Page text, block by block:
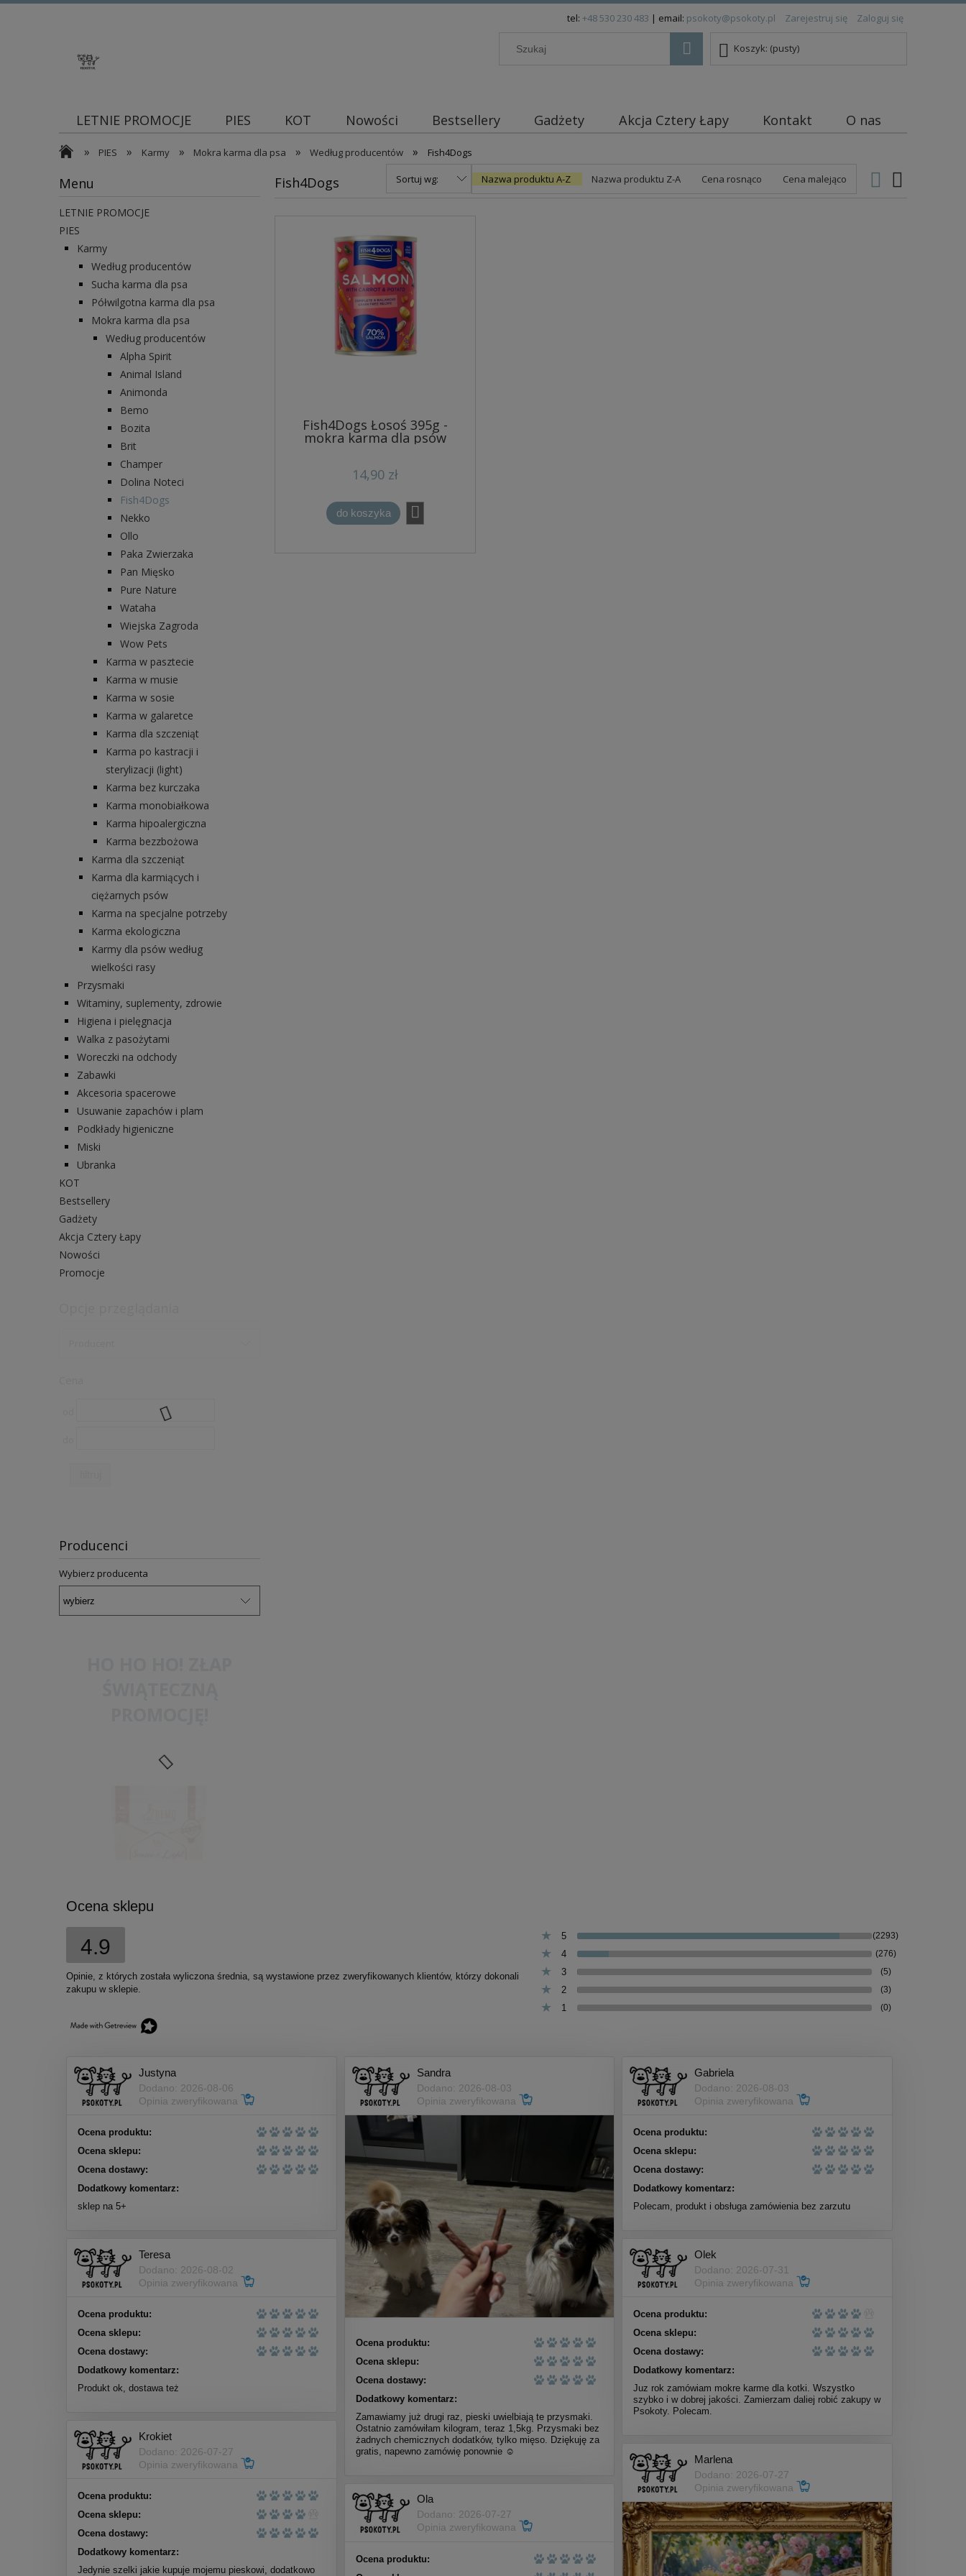
tel: +48 530 230 483 | email: psokoty@psokoty.pl Zarejestruj się Zaloguj się
Koszyk: (pusty)
LETNIE PROMOCJE PIES KOT Nowości Bestsellery Gadżety Akcja Cztery Łapy Kontakt
O nas
Blog
» PIES » Karmy » Mokra karma dla psa » Według producentów » Fish4Dogs
Menu
LETNIE PROMOCJE
PIES
Karmy
Według producentów
Sucha karma dla psa
Półwilgotna karma dla psa
Mokra karma dla psa
Według producentów
Alpha Spirit
Animal Island
Animonda
Bemo
Bozita
Brit
Champer
Dolina Noteci
Fish4Dogs
Nekko
Ollo
Paka Zwierzaka
Pan Mięsko
Pure Nature
Wataha
Wiejska Zagroda
Wow Pets
Karma w pasztecie
Karma w musie
Karma w sosie
Karma w galaretce
Karma dla szczeniąt
Karma po kastracji i
sterylizacji (light)
Karma bez kurczaka
Karma monobiałkowa
Karma hipoalergiczna
Karma bezzbożowa
Karma dla szczeniąt
Karma dla karmiących i
ciężarnych psów
Karma na specjalne potrzeby
Karma ekologiczna
Karmy dla psów według
wielkości rasy
Przysmaki
Witaminy, suplementy, zdrowie
Higiena i pielęgnacja
Walka z pasożytami
Woreczki na odchody
Zabawki
Akcesoria spacerowe
Usuwanie zapachów i plam
Podkłady higieniczne
Miski
Ubranka
KOT
Bestsellery
Gadżety
Akcja Cztery Łapy
Nowości
Promocje
Producenci
Wybierz producenta
Bemo SENIOR Indyk z
żurawiną Uni Size 1kg - sucha
27,00 zł
do koszyka
Paka Zwierzaka Kabanosy z
dzika 3szt 80g - przysmaki dla
psów
10,90 zł
Najniższa cena:
do koszyka
Fish4Dogs Sortuj wg: Nazwa produktu A-Z Nazwa produktu Z-A Cena rosnąco Cena malejąco
Fish4Dogs Łosoś 395g -
mokra karma dla psów
14,90 zł
do koszyka
Ocena sklepu
4.9
Opinie, z których została wyliczona średnia, są wystawione przez zweryfikowanych klientów, którzy dokonali
zakupu w sklepie.
5 (2293)
4 (276)
3 (5)
2 (3)
1 (0)
Justyna
Dodano: 2026-08-06
Opinia zweryfikowana
Ocena produktu:
Ocena sklepu:
Ocena dostawy:
Dodatkowy komentarz:
sklep na 5+
Sandra
Dodano: 2026-08-03
Opinia zweryfikowana
Ocena produktu:
Ocena sklepu:
Ocena dostawy:
Dodatkowy komentarz:
Zamawiamy już drugi raz, pieski uwielbiają te przysmaki.
Ostatnio zamówiłam kilogram, teraz 1,5kg. Przysmaki bez
żadnych chemicznych dodatków, tylko mięso. Dziękuję za
gratis, napewno zamówię ponownie ☺️
Gabriela
Dodano: 2026-08-03
Opinia zweryfikowana
Ocena produktu:
Ocena sklepu:
Ocena dostawy:
Dodatkowy komentarz:
Polecam, produkt i obsługa zamówienia bez zarzutu
Teresa
Dodano: 2026-08-02
Opinia zweryfikowana
Ocena produktu:
Ocena sklepu:
Ocena dostawy:
Dodatkowy komentarz:
Produkt ok, dostawa też
Olek
Dodano: 2026-07-31
Opinia zweryfikowana
Ocena produktu:
Ocena sklepu:
Ocena dostawy:
Dodatkowy komentarz:
Juz rok zamówiam mokre karme dla kotki. Wszystko
szybko i w dobrej jakości. Zamierzam daliej robić zakupy w
Psokoty. Polecam.
Krokiet
Dodano: 2026-07-27
Opinia zweryfikowana
Ocena produktu:
Ocena sklepu:
Ocena dostawy:
Dodatkowy komentarz:
Jedynie szelki jakie kupuje mojemu pieskowi, dodatkowo
Marlena
Dodano: 2026-07-27
Opinia zweryfikowana
Ola
Dodano: 2026-07-27
Opinia zweryfikowana
Ocena produktu: